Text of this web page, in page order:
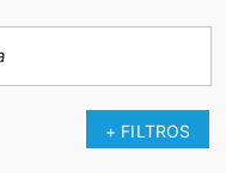
+ FILTROS